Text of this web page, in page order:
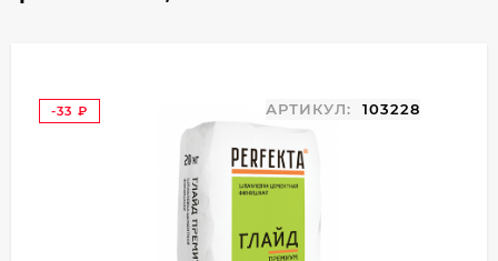
-33
АРТИКУЛ: 103228